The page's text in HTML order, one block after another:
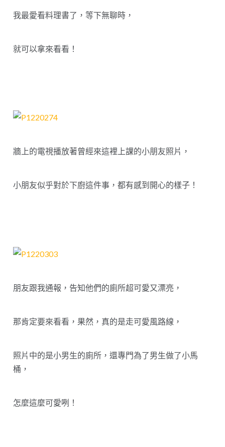
我最愛看料理書了，等下無聊時，
就可以拿來看看！
牆上的電視播放著曾經來這裡上課的小朋友照片，
小朋友似乎對於下廚這件事，都有感到開心的樣子！
朋友跟我通報，告知他們的廁所超可愛又漂亮，
那肯定要來看看，果然，真的是走可愛風路線，
照片中的是小男生的廁所，還專門為了男生做了小馬
桶，
怎麼這麼可愛咧！